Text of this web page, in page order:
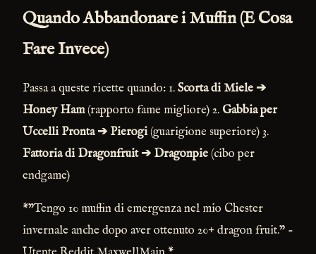
Quando Abbandonare i Muffin (E Cosa
Fare Invece)
Passa a queste ricette quando: 1.Scorta di Miele ➔
Honey Ham(rapporto fame migliore) 2. Gabbia per
Uccelli Pronta ➔ Pierogi(guarigione superiore) 3.
Fattoria di Dragonfruit ➔ Dragonpie (cibo per
endgame)
*"Tengo 10 muffin di emergenza nel mio Chester
invernale anche dopo aver ottenuto 20+ dragon fruit." -